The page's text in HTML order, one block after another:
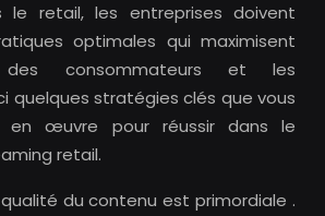
le retail, les entreprises doivent
optimales qui maximisent
des consommateurs et les
quelques stratégies clés que vous
en œuvre pour réussir dans le
retail.
du contenu est primordiale .